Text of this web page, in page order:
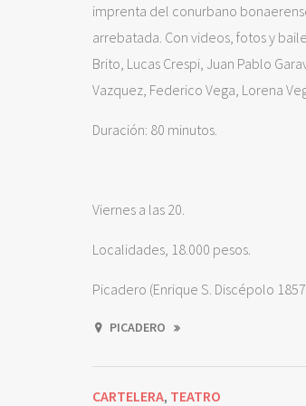
imprenta del conurbano
arrebatada. Con videos, fotos y
Brito, Lucas Crespi, Juan Pablo
Vazquez, Federico Vega, Lorena
Duración: 80 minutos.
Viernes a las 20.
Localidades, 18.000 pesos.
Picadero (Enrique S. Discépolo
PICADERO
CARTELERA, TEATRO